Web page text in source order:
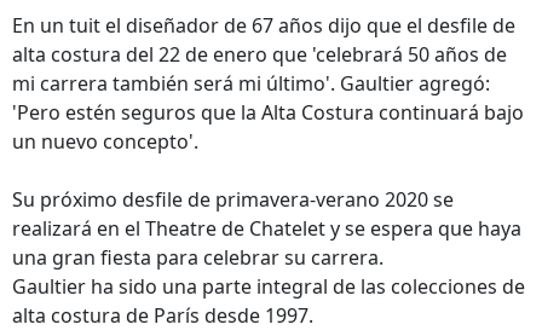
En un tuit el diseñador de 67 años dijo que el desfile de
alta costura del 22 de enero que 'celebrará 50 años de
mi carrera también será mi último'. Gaultier agregó:
'Pero estén seguros que la Alta Costura continuará bajo
un nuevo concepto'.
Su próximo desfile de primavera-verano 2020 se
realizará en el Theatre de Chatelet y se espera que haya
una gran fiesta para celebrar su carrera.
Gaultier ha sido una parte integral de las colecciones de
alta costura de París desde 1997.